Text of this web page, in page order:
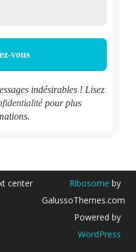
indésirables ! Lisez
pour plus
center Ribosome by
GalussoThemes.com
Powered by
WordPress